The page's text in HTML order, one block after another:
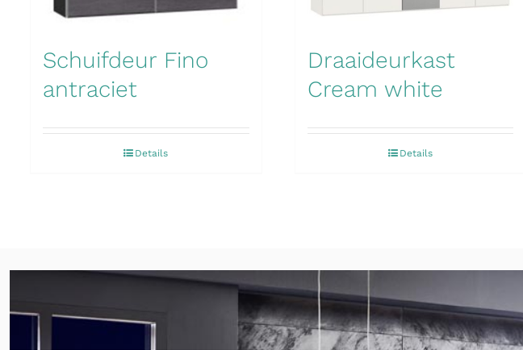
Schuifdeur Fino
antraciet
Details
Draaideurkast
Cream white
Details